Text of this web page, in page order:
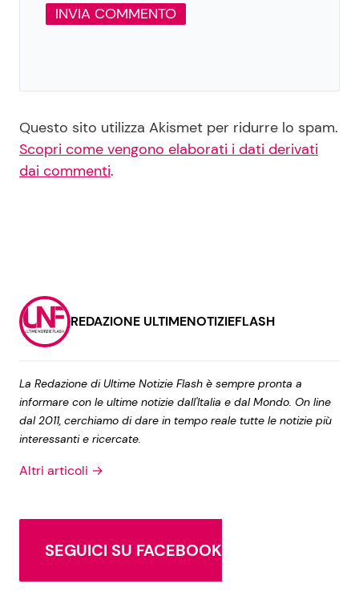
Questo sito utilizza Akismet per ridurre lo spam.
Scopri come vengono elaborati i dati derivati
dai commenti.
REDAZIONE ULTIMENOTIZIEFLASH
La Redazione di Ultime Notizie Flash è sempre pronta a
informare con le ultime notizie dall'Italia e dal Mondo. On line
dal 2011, cerchiamo di dare in tempo reale tutte le notizie più
interessanti e ricercate.
Altri articoli →
SEGUICI SU FACEBOOK